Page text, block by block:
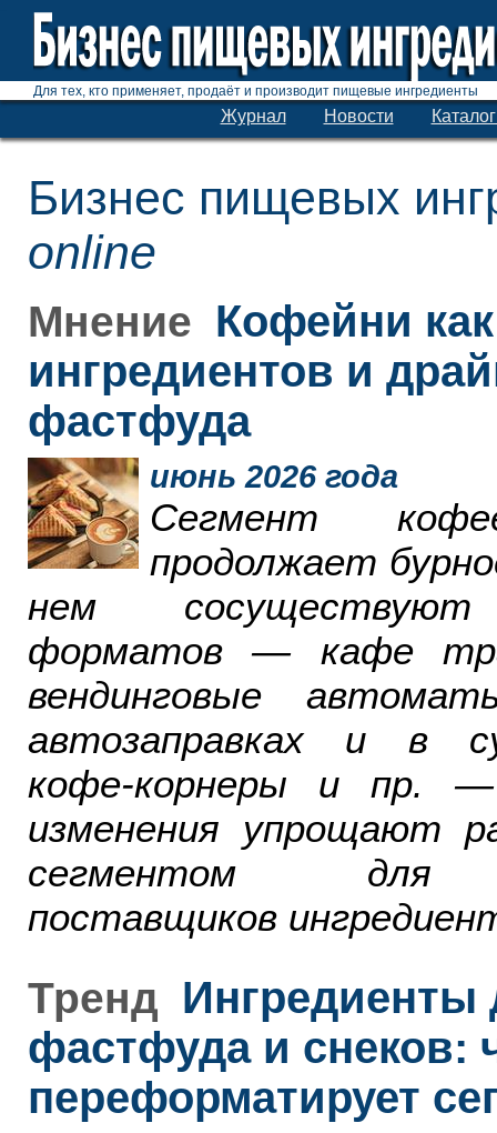
Для тех, кто применяет, продаёт и производит пищевые ингредиенты
Журнал Новости
Бизнес пищевых
online
Мнение Кофейни
ингредиентов и
фастфуда
июнь 2026 года
Сегмент
продолжает
нем
форматов — кафе
вендинговые
автозаправках и в
кофе-корнеры и пр.
изменения упрощают
сегментом для
поставщиков
Тренд Ингредиенты
фастфуда и снеков:
переформатирует